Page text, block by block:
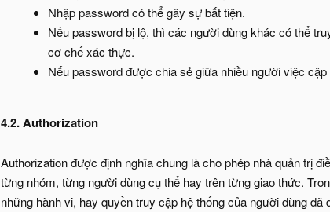
Nhập password có thể gây sự bất tiện.
Nếu password bị lộ, thì các người dùng khác có thể
cơ chế xác thực.
Nếu password được chia sẻ giữa nhiều người việc
4.2. Authorization
Authorization được định nghĩa chung là cho phép nhà quản trị
từng nhóm, từng người dùng cụ thể hay trên từng giao thức.
những hành vi, hay quyền truy cập hệ thống của người dùng